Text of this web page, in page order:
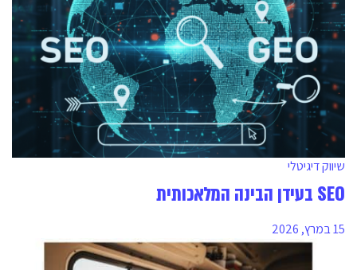
שיווק דיגיטלי
SEO בעידן הבינה המלאכותית
15 במרץ, 2026